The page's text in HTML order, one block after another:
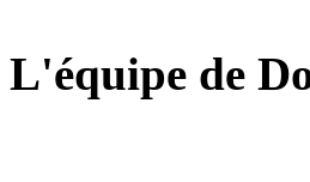
L'équipe de